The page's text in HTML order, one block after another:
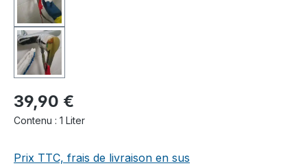
39,90 €
Contenu : 1 Liter
Prix TTC, frais de livraison en sus